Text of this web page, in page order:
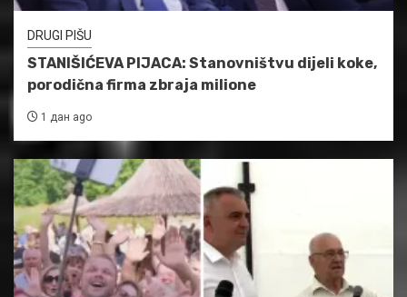
DRUGI PIŠU
STANIŠIĆEVA PIJACA: Stanovništvu dijeli koke,
porodična firma zbraja milione
1 дан ago